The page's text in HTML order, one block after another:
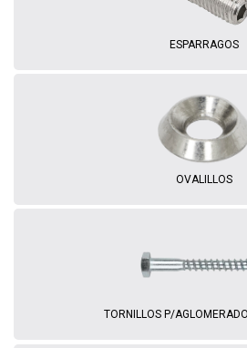
ESPARRAGOS
OVALILLOS
TORNILLOS P/